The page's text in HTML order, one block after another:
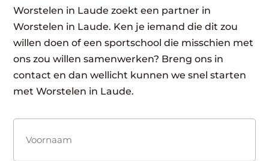
Worstelen in Laude zoekt een partner in
Worstelen in Laude. Ken je iemand die dit zou
willen doen of een sportschool die misschien met
ons zou willen samenwerken? Breng ons in
contact en dan wellicht kunnen we snel starten
met Worstelen in Laude.
(Vereist)